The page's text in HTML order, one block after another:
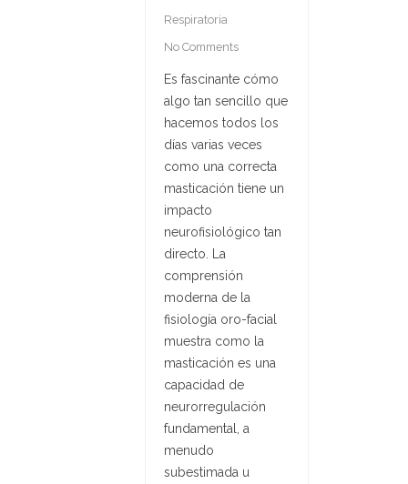
Respiratoria
No Comments
Es fascinante cómo
algo tan sencillo que
hacemos todos los
días varias veces
como una correcta
masticación tiene un
impacto
neurofisiológico tan
directo. La
comprensión
moderna de la
fisiología oro-facial
muestra como la
masticación es una
capacidad de
neurorregulación
fundamental, a
menudo
subestimada u